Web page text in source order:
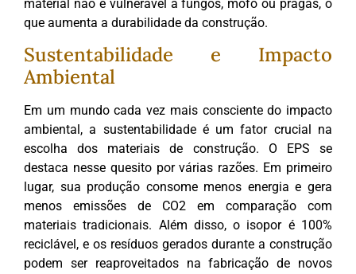
material não é vulnerável a fungos, mofo ou pragas, o
que aumenta a durabilidade da construção.
Sustentabilidade e Impacto
Ambiental
Em um mundo cada vez mais consciente do impacto
ambiental, a sustentabilidade é um fator crucial na
escolha dos materiais de construção. O EPS se
destaca nesse quesito por várias razões. Em primeiro
lugar, sua produção consome menos energia e gera
menos emissões de CO2 em comparação com
materiais tradicionais. Além disso, o isopor é 100%
reciclável, e os resíduos gerados durante a construção
podem ser reaproveitados na fabricação de novos